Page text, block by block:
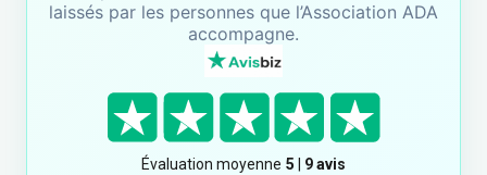
laissés par les personnes que l’Association ADA
accompagne.